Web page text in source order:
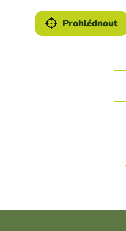
Prohlédnout